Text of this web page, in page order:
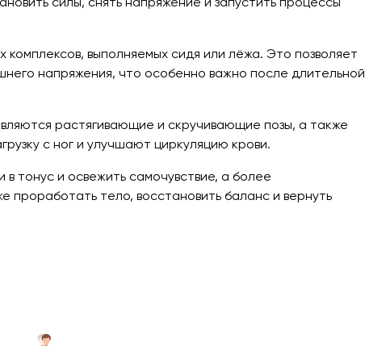
комплексов, выполняемых сидя или лёжа. Это позволяет
напряжения, что особенно важно после длительной
растягивающие и скручивающие позы, а также
с ног и улучшают циркуляцию крови.
тонус и освежить самочувствие, а более
проработать тело, восстановить баланс и вернуть